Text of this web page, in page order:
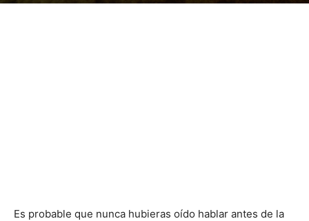
Es probable que nunca hubieras oído hablar antes de la